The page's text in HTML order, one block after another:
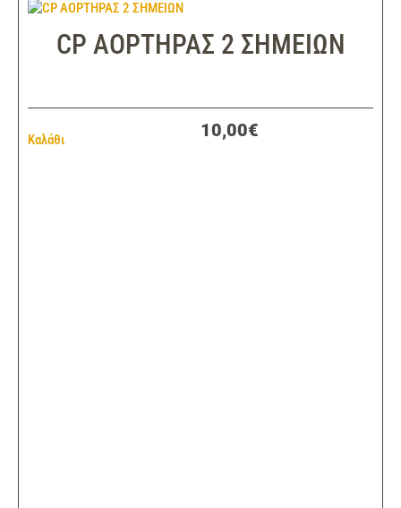
CP ΑΟΡΤΗΡΑΣ 2 ΣΗΜΕΙΩΝ
Καλάθι 10,00€